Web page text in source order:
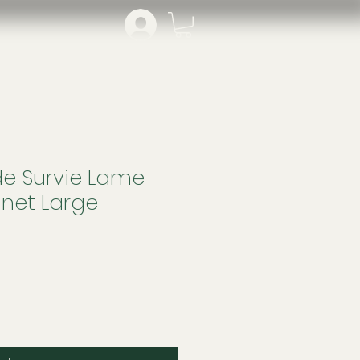
Survie Lame
Large